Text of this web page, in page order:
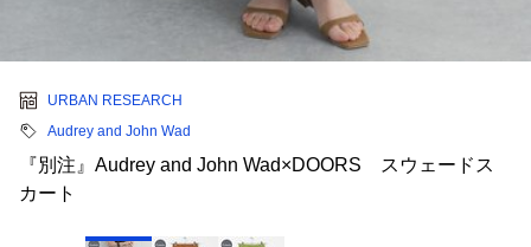
URBAN RESEARCH
Audrey and John Wad
『別注』Audrey and John Wad×DOORS スウェードス
カート